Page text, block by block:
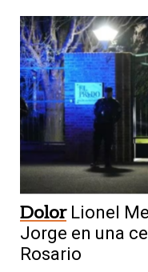
Dolor Lionel
Jorge en una
Rosario